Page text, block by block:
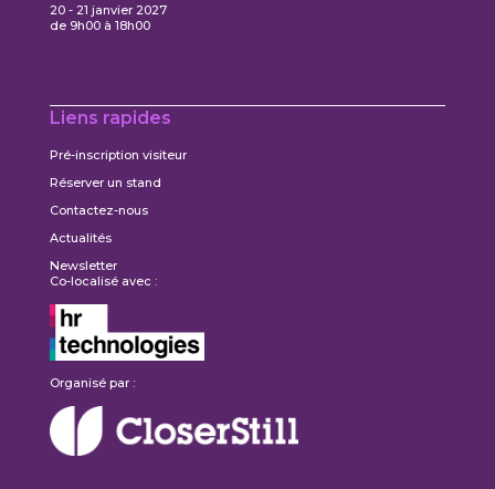
20 - 21 janvier 2027
de 9h00 à 18h00
Liens rapides
Pré-inscription visiteur
Réserver un stand
Contactez-nous
Actualités
Newsletter
Co-localisé avec :
Organisé par :